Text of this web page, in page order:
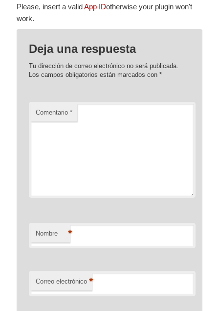
Please, insert a validApp IDotherwise your plugin won't
work.
Deja una respuesta
Tu dirección de correo electrónico no será publicada.
Los campos obligatorios están marcados con*
Comentario*
Nombre *
Correo electrónico *